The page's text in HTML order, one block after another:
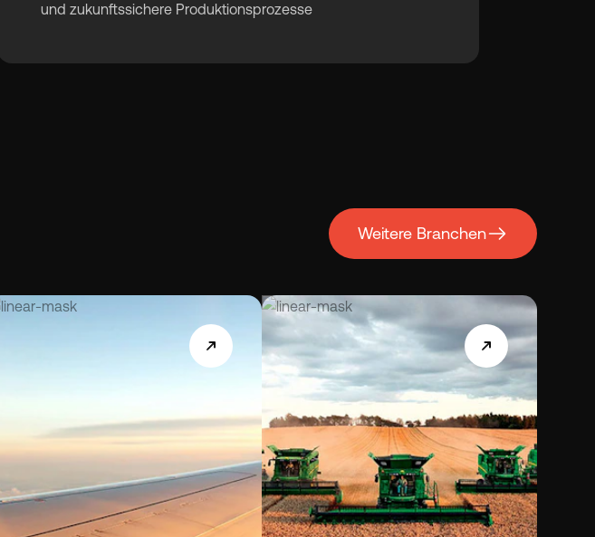
und zukunftssichere Produktionsprozesse
Weitere Branchen